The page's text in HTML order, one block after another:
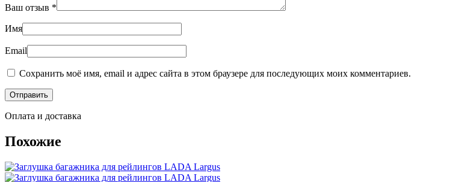
Ваш отзыв *
Имя
Email
Сохранить моё имя, email и адрес сайта в этом браузере для последующих моих комментариев.
Оплата и доставка
Похожие